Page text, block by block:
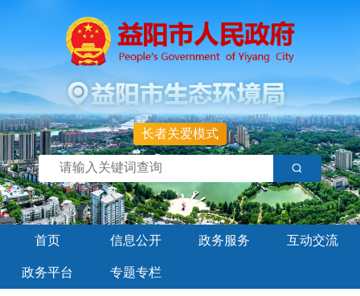
长者关爱模式
首页 信息公开 政务服务 互动交流
政务平台 专题专栏